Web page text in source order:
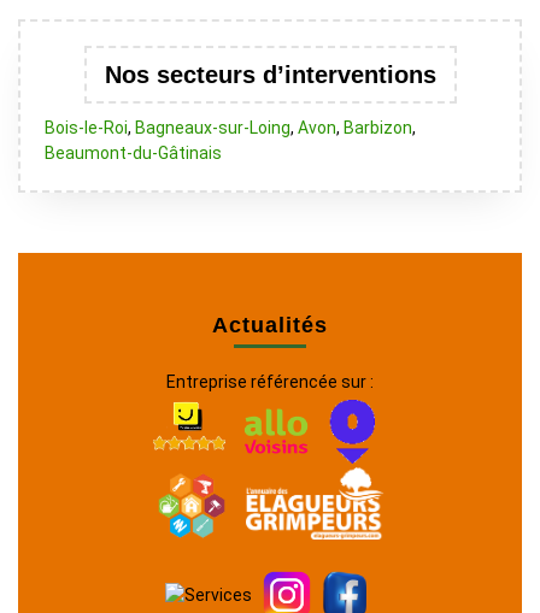
Nos secteurs d’interventions
Bois-le-Roi, Bagneaux-sur-Loing, Avon, Barbizon,
Beaumont-du-Gâtinais
Actualités
Entreprise référencée sur :